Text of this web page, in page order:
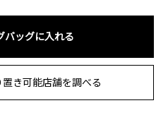
バッグに入れる
き可能店舗を調べる